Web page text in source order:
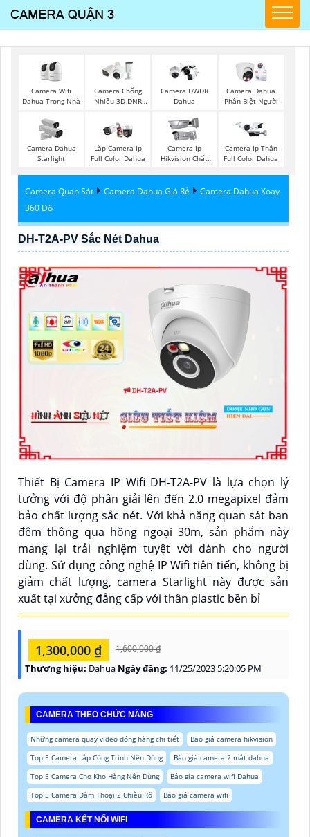
Camera Wifi
Dahua Trong Nhà
Camera Chống
Nhiễu 3D-DNR
Camera DWDR
Dahua
Camera Dahua
Phân Biệt Người
Camera Dahua
Starlight
Lắp Camera Ip
Full Color Dahua
Camera Ip
Hikvision Chất
Camera Ip Thân
Full Color Dahua
Camera Quan Sát Camera Dahua Giá Rẻ
Camera Dahua Xoay
360 Độ
DH-T2A-PV Sắc Nét Dahua
Thiết Bị Camera IP Wifi DH-T2A-PV là lựa chọn lý
tưởng với độ phân giải lên đến 2.0 megapixel đảm
bảo chất lượng sắc nét. Với khả năng quan sát ban
đêm thông qua hồng ngoại 30m, sản phẩm này
mang lại trải nghiệm tuyệt vời dành cho người
dùng. Sử dụng công nghệ IP Wifi tiên tiến, không bị
giảm chất lượng, camera Starlight này được sản
xuất tại xưởng đẳng cấp với thân plastic bền bỉ
1,300,000 ₫ 1,600,000 ₫
Thương hiệu: Dahua Ngày đăng: 11/25/2023 5:20:05 PM
CAMERA THEO CHỨC NĂNG
Những camera quay video đóng hàng chi tiết
Báo giá camera hikvision
Top 5 Camera Lắp Công Trình Nên Dùng
Báo giá camera 2 mắt dahua
Top 5 Camera Cho Kho Hàng Nên Dùng
Báo gia camera wifi Dahua
Top 5 Camera Đàm Thoại 2 Chiều Rõ
Báo giá camera wifi
CAMERA KẾT NỐI WIFI